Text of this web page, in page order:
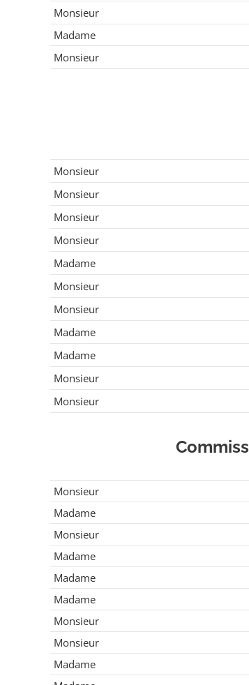
Monsieur
Madame
Monsieur
Monsieur
Monsieur
Monsieur
Monsieur
Madame
Monsieur
Monsieur
Madame
Madame
Monsieur
Monsieur
Monsieur
Madame
Monsieur
Madame
Madame
Madame
Monsieur
Monsieur
Madame